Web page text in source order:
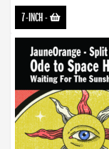
7-INCH-